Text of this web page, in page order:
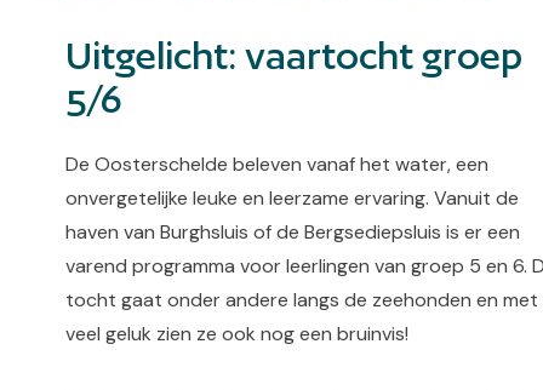
Uitgelicht: vaartocht groep
5/6
De Oosterschelde beleven vanaf het water, een
onvergetelijke leuke en leerzame ervaring. Vanuit de
haven van Burghsluis of de Bergsediepsluis is er een
varend programma voor leerlingen van groep 5 en 6.
tocht gaat onder andere langs de zeehonden en met
veel geluk zien ze ook nog een bruinvis!